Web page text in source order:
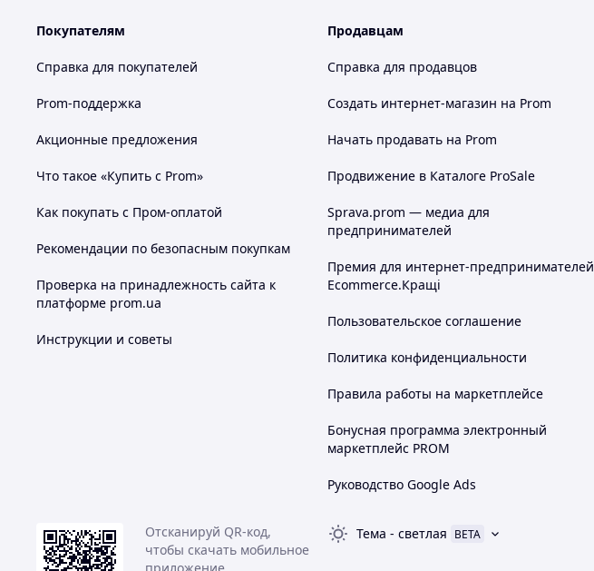
Покупателям
Справка для покупателей
Prom-поддержка
Акционные предложения
Что такое «Купить с Prom»
Как покупать с Пром-оплатой
Рекомендации по безопасным покупкам
Проверка на принадлежность сайта к
платформе prom.ua
Инструкции и советы
Продавцам
Справка для продавцов
Создать интернет-магазин на Prom
Начать продавать на Prom
Продвижение в Каталоге ProSale
Sprava.prom — медиа для
предпринимателей
Премия для интернет-предпринимателей
Ecommerce.Кращі
Пользовательское соглашение
Политика конфиденциальности
Правила работы на маркетплейсе
Бонусная программа электронный
маркетплейс PROM
Руководство Google Ads
Отсканируй QR-код,
чтобы скачать мобильное
Тема - светлая BETA